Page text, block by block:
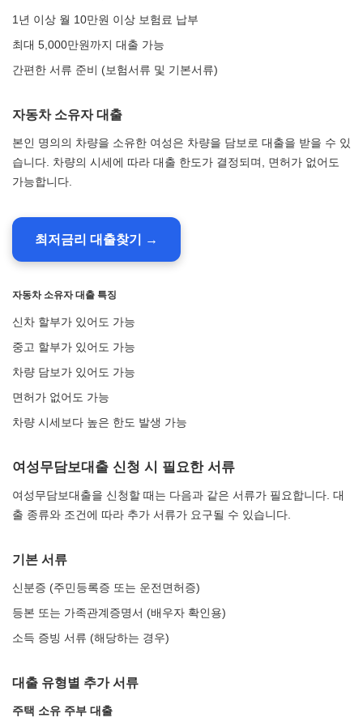
1년 이상 월 10만원 이상 보험료 납부
최대 5,000만원까지 대출 가능
간편한 서류 준비 (보험서류 및 기본서류)
자동차 소유자 대출
본인 명의의 차량을 소유한 여성은 차량을 담보로 대출을 받을 수 있
습니다. 차량의 시세에 따라 대출 한도가 결정되며, 면허가 없어도
가능합니다.
최저금리 대출찾기 →
자동차 소유자 대출 특징
신차 할부가 있어도 가능
중고 할부가 있어도 가능
차량 담보가 있어도 가능
면허가 없어도 가능
차량 시세보다 높은 한도 발생 가능
여성무담보대출 신청 시 필요한 서류
여성무담보대출을 신청할 때는 다음과 같은 서류가 필요합니다. 대
출 종류와 조건에 따라 추가 서류가 요구될 수 있습니다.
기본 서류
신분증 (주민등록증 또는 운전면허증)
등본 또는 가족관계증명서 (배우자 확인용)
소득 증빙 서류 (해당하는 경우)
대출 유형별 추가 서류
주택 소유 주부 대출